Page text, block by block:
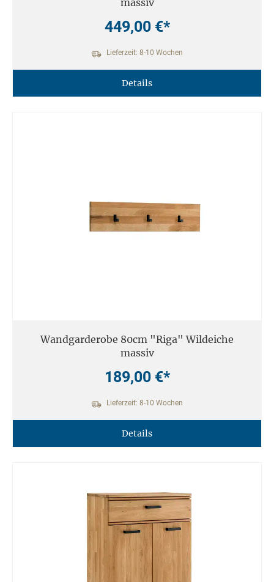
massiv
449,00 €*
Lieferzeit: 8-10 Wochen
Details
Wandgarderobe 80cm "Riga" Wildeiche
massiv
189,00 €*
Lieferzeit: 8-10 Wochen
Details